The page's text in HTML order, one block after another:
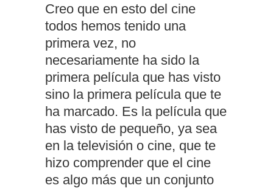
Creo que en esto del cine
todos hemos tenido una
primera vez, no
necesariamente ha sido la
primera película que has visto
sino la primera película que te
ha marcado. Es la película que
has visto de pequeño, ya sea
en la televisión o cine, que te
hizo comprender que el cine
es algo más que un conjunto